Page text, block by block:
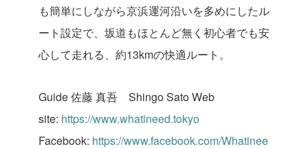
も簡単にしながら京浜運河沿いを多めにしたル
ート設定で、坂道もほとんど無く初心者でも安
心して走れる、約13kmの快適ルート。
Guide佐藤 真吾 Shingo SatoWeb
site: https://www.whatineed.tokyo
Facebook: https://www.facebook.com/Whatinee